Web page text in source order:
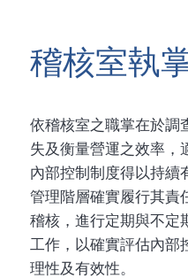
稽核室執
依稽核室之職掌在於調
失及衡量營運之效率，
內部控制制度得以持續
管理階層確實履行其責
稽核，進行定期與不定
工作，以確實評估內部
理性及有效性。